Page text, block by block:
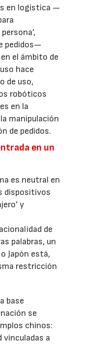
en logística —
pedidos—
el ámbito de
hace
de uso,
robóticos
en la
manipulación
de pedidos.
en un
es neutral en
dispositivos
y
de
palabras, un
Japón está,
restricción
base
se
chinos:
vinculadas a